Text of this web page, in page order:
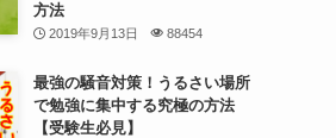
方法
2019年9月13日 88454
最強の騒音対策！うるさい場所
で勉強に集中する究極の方法
【受験生必見】